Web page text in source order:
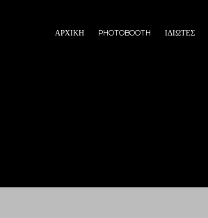
ΑΡΧΙΚΗ PHOTOBOOTH ΙΔΙΩΤΕΣ